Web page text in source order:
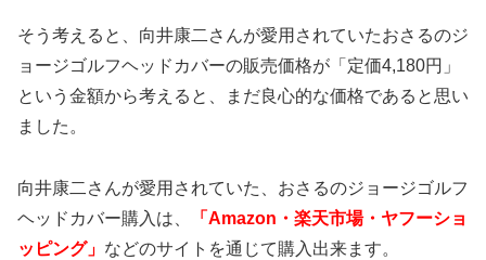
そう考えると、向井康二さんが愛用されていたおさるのジ
ョージゴルフヘッドカバーの販売価格が「定価4,180円」
という金額から考えると、まだ良心的な価格であると思い
ました。
向井康二さんが愛用されていた、おさるのジョージゴルフ
ヘッドカバー購入は、
「Amazon・楽天市場・ヤフーショ
ッピング」 などのサイトを通じて購入出来ます。